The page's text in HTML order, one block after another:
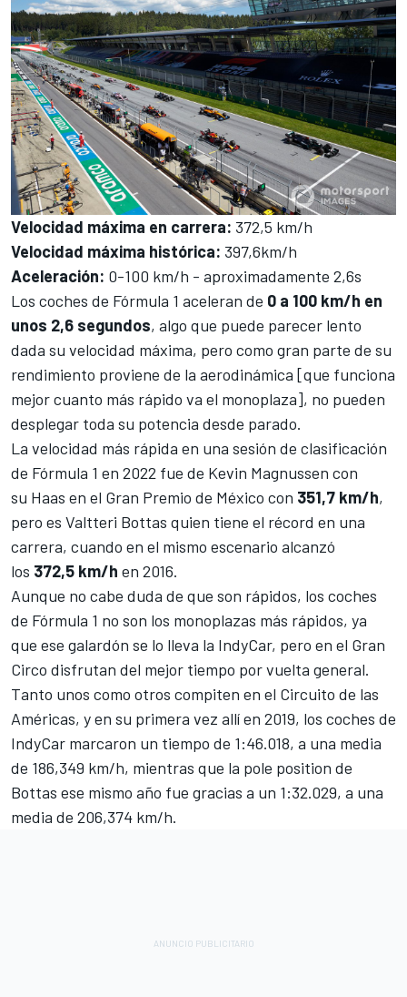
Velocidad máxima en carrera: 372,5 km/h
Velocidad máxima histórica: 397,6km/h
Aceleración: 0-100 km/h - aproximadamente 2,6s
Los coches de Fórmula 1 aceleran de 0 a 100 km/h en
unos 2,6 segundos, algo que puede parecer lento
dada su velocidad máxima, pero como gran parte de su
rendimiento proviene de la aerodinámica [que funciona
mejor cuanto más rápido va el monoplaza], no pueden
desplegar toda su potencia desde parado.
La velocidad más rápida en una sesión de clasificación
de Fórmula 1 en 2022 fue de Kevin Magnussen con
su Haas en el Gran Premio de México con 351,7 km/h,
pero es Valtteri Bottas quien tiene el récord en una
carrera, cuando en el mismo escenario alcanzó
los 372,5 km/h en 2016.
Aunque no cabe duda de que son rápidos, los coches
de Fórmula 1 no son los monoplazas más rápidos, ya
que ese galardón se lo lleva la IndyCar, pero en el Gran
Circo disfrutan del mejor tiempo por vuelta general.
Tanto unos como otros compiten en el Circuito de las
Américas, y en su primera vez allí en 2019, los coches de
IndyCar marcaron un tiempo de 1:46.018, a una media
de 186,349 km/h, mientras que la pole position de
Bottas ese mismo año fue gracias a un 1:32.029, a una
media de 206,374 km/h.